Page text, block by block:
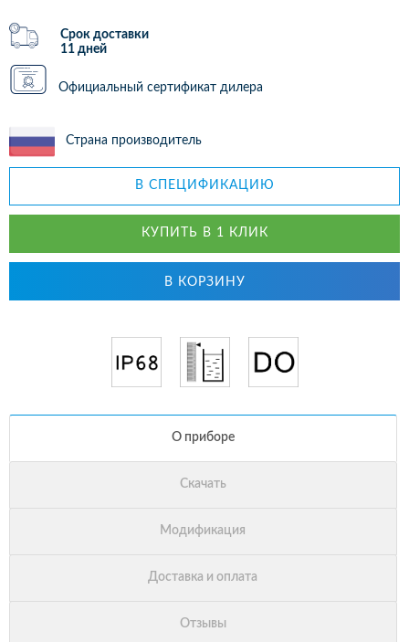
Срок доставки
11 дней
Официальный сертификат дилера
Страна производитель
В СПЕЦИФИКАЦИЮ
КУПИТЬ В 1 КЛИК
В КОРЗИНУ